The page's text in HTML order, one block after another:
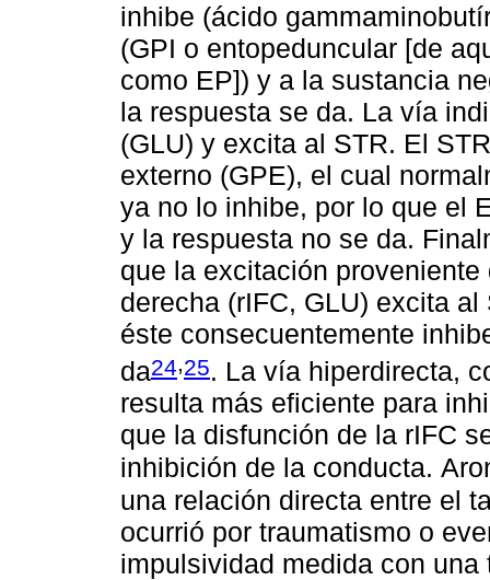
inhibe (ácido
(GPI o entopeduncular [de
como ЕР]) y a la sustancia
la respuesta se da. La vía
(GLU) y excita al STR. El
externo (GPE), el cual
ya no lo inhibe, por lo que el
y la respuesta no se da.
que la excitación
derecha (rIFC, GLU) excita
éste consecuentemente
da24,25. La vía hiperdirecta,
resulta más eficiente para
que la disfunción de la rIFC
inhibición de la conducta.
una relación directa entre el
ocurrió por traumatismo o
impulsividad medida con